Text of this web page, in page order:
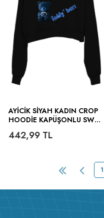
AYICIK SIYAH KADIN CROP
HOODIE KAPÜŞONLU SWEA
442,99 TL
1